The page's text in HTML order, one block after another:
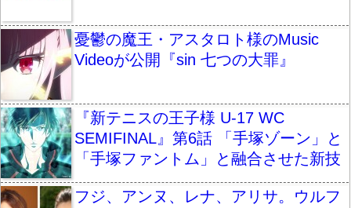
憂鬱の魔王・アスタロト様のMusic
Videoが公開『sin 七つの大罪』
『新テニスの王子様 U-17 WC
SEMIFINAL』第6話 「手塚ゾーン」と
「手塚ファントム」と融合させた新技
フジ、アンヌ、レナ、アリサ。ウルフ